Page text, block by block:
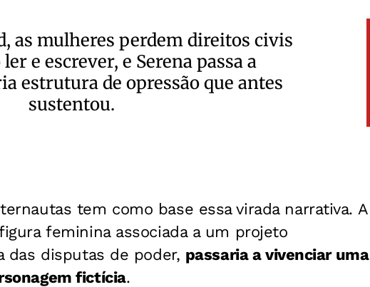
as mulheres perdem direitos civis
e escrever, e Serena passa a
estrutura de opressão que antes
sustentou.
tem como base essa virada narrativa. A
feminina associada a um projeto
das disputas de poder, passaria a vivenciar uma
fictícia.